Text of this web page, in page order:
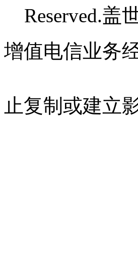
Reserved.盖
增值电信业务
止复制或建立